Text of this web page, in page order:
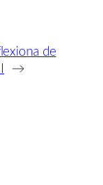
de
→